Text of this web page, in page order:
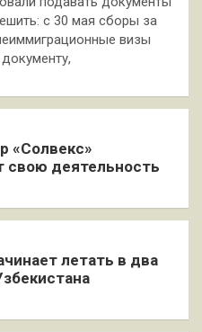
с 30 мая сборы за
визы
«Солвекс»
свою деятельность
летать в два